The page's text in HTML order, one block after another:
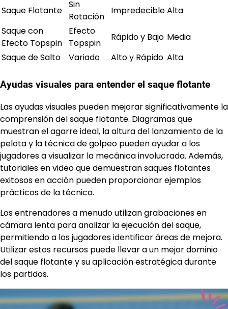
Saque Flotante
Sin
Rotación
ImpredecibleAlta
Saque con
Efecto Topspin
Efecto
Topspin
Rápido y Bajo Media
Saque de Salto
Variado Alto y Rápido Alta
Ayudas visuales para entender el saque flotante
Las ayudas visuales pueden mejorar significativamente la
comprensión del saque flotante. Diagramas que
muestran el agarre ideal, la altura del lanzamiento de la
pelota y la técnica de golpeo pueden ayudar a los
jugadores a visualizar la mecánica involucrada. Además,
tutoriales en video que demuestran saques flotantes
exitosos en acción pueden proporcionar ejemplos
prácticos de la técnica.
Los entrenadores a menudo utilizan grabaciones en
cámara lenta para analizar la ejecución del saque,
permitiendo a los jugadores identificar áreas de mejora.
Utilizar estos recursos puede llevar a un mejor dominio
del saque flotante y su aplicación estratégica durante
los partidos.